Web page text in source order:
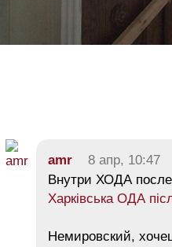
amr 8 апр, 10:47
Внутри ХОДА
Харківська ОДА
Немировский,